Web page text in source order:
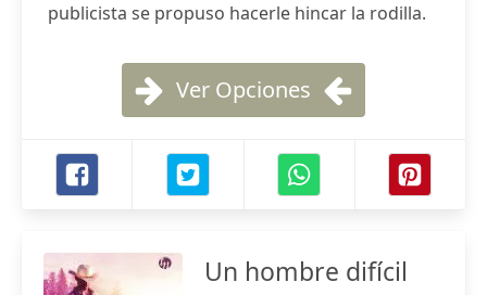
publicista se propuso hacerle hincar la rodilla.
Ver Opciones
Un hombre difícil